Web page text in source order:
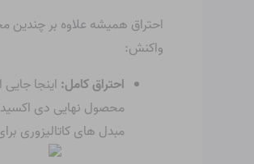
احتراق همیشه علاوه بر چندین
واکنش:
احتراق کامل: اینجا
محصول نهایی دی اکسید
مبدل های کاتالیزوری